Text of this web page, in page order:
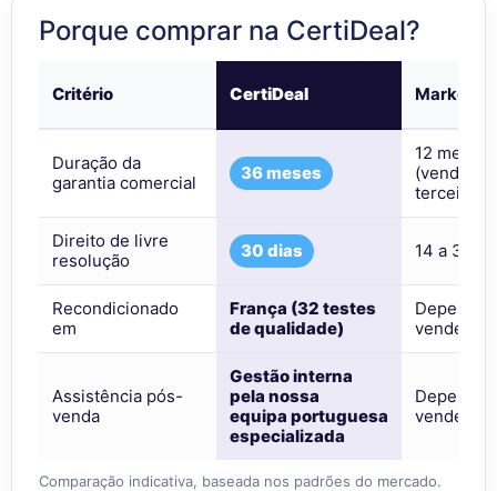
Porque comprar na CertiDeal?
Critério CertiDeal
Duração da
garantia comercial
36 meses
12 meses
(vendedor
terceiro)
Direito de livre
resolução
30 dias 14 a 30
Recondicionado
em
França (32 testes
de qualidade)
Depende
vendedor
Assistência pós-
venda
Gestão interna
pela nossa
equipa portuguesa
especializada
Depende
vendedor
Comparação indicativa, baseada nos padrões do mercado.